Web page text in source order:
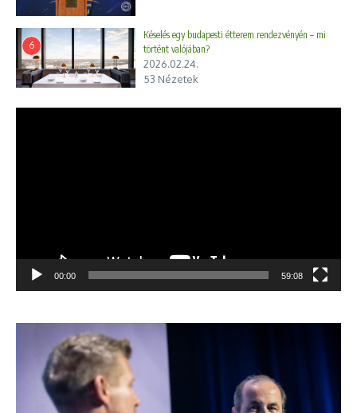
6
Késelés egy budapesti étterem rendezvényén – mi
történt valójában?
2026.02.24.
53 Nézetek
00:00 59:08